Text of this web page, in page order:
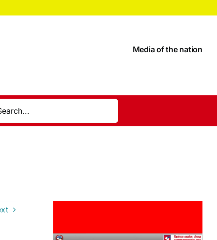
Media of the nation